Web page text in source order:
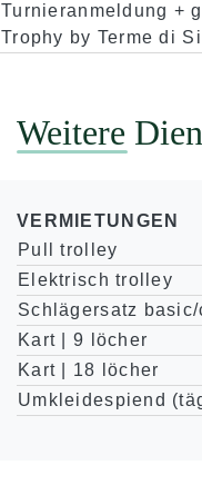
Turnieranmeldung +
Trophy by Terme di
Weitere
VERMIETUNGEN
Pull trolley
Elektrisch trolley
Schlägersatz
Kart | 9 löcher
Kart | 18 löcher
Umkleidespiend